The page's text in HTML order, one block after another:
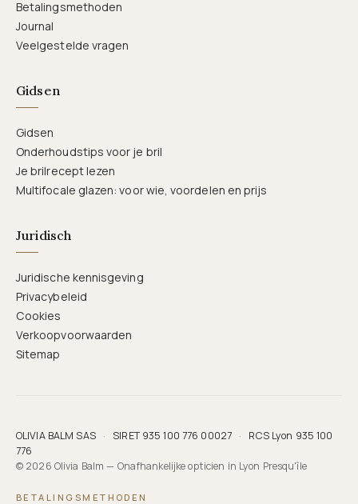
Betalingsmethoden
Journal
Veelgestelde vragen
Gidsen
Gidsen
Onderhoudstips voor je bril
Je brilrecept lezen
Multifocale glazen: voor wie, voordelen en prijs
Juridisch
Juridische kennisgeving
Privacybeleid
Cookies
Verkoopvoorwaarden
Sitemap
OLIVIA BALM SAS · SIRET 935 100 776 00027 ·
RCS Lyon 935 100
776
© 2026 Olivia Balm — Onafhankelijke opticien in Lyon Presqu'île
BETALINGSMETHODEN